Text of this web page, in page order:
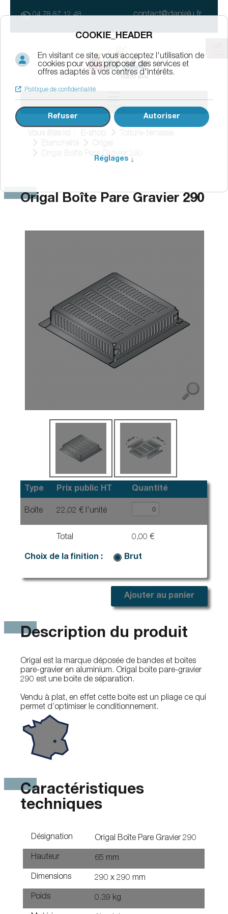
04 78 87 12 48 contact@danialu.fr
MENU
Vous êtes ici : E-shop
Toiture-terrasse
Etanchéité
Origal
Origal Boîte Pare Gravier 290
Origal Boîte Pare Gravier 290
Type Prix public HT Quantité
Total 0,00 €
Choix de la finition : Brut
Boîte 22,02 € l'unité
Ajouter au panier
Description du produit
Origal est la marque déposée de bandes et boites
pare-gravier en aluminium. Origal boite pare-gravier
290 est une boite de séparation.
Vendu à plat, en effet cette boite est un pliage ce qui
permet d’optimiser le conditionnement.
Caractéristiques
techniques
Désignation Origal Boîte Pare Gravier 290
Hauteur 65 mm
Dimensions 290 x 290 mm
Poids 0.39 kg